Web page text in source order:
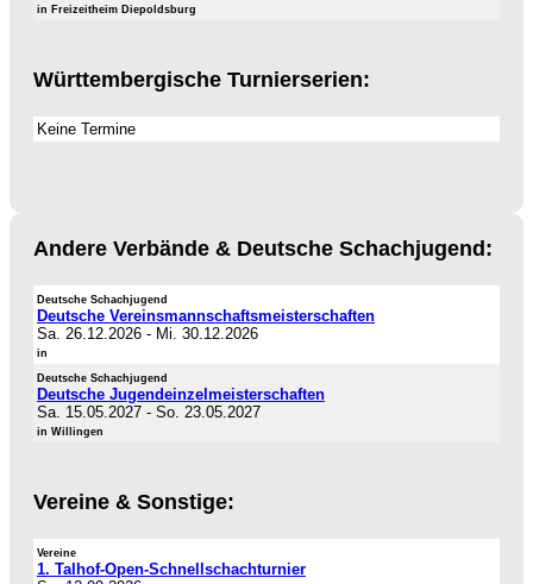
in Freizeitheim Diepoldsburg
Württembergische Turnierserien:
Keine Termine
Andere Verbände & Deutsche Schachjugend:
Deutsche Schachjugend
Deutsche Vereinsmannschaftsmeisterschaften
Sa. 26.12.2026 - Mi. 30.12.2026
in
Deutsche Schachjugend
Deutsche Jugendeinzelmeisterschaften
Sa. 15.05.2027 - So. 23.05.2027
in Willingen
Vereine & Sonstige:
Vereine
1. Talhof-Open-Schnellschachturnier